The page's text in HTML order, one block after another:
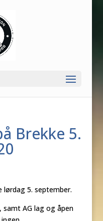
Brekke 5.
lørdag 5. september.
samt AG lag og åpen